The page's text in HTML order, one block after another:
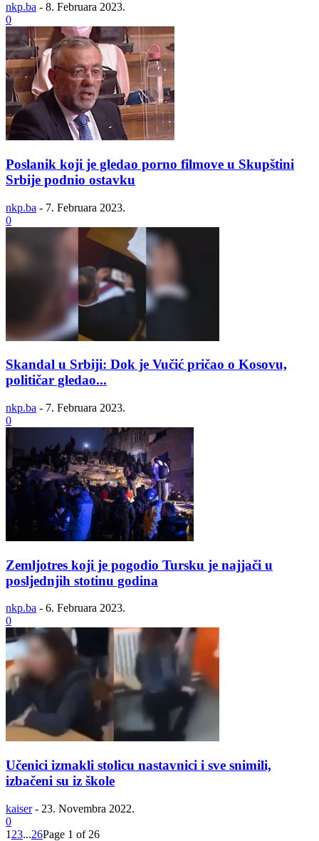
nkp.ba - 8. Februara 2023.
0
Poslanik koji je gledao porno filmove u Skupštini
Srbije podnio ostavku
nkp.ba - 7. Februara 2023.
0
Skandal u Srbiji: Dok je Vučić pričao o Kosovu,
političar gledao...
nkp.ba - 7. Februara 2023.
0
Zemljotres koji je pogodio Tursku je najjači u
posljednjih stotinu godina
nkp.ba - 6. Februara 2023.
0
Učenici izmakli stolicu nastavnici i sve snimili,
izbačeni su iz škole
kaiser - 23. Novembra 2022.
0
1 23...26Page 1 of 26